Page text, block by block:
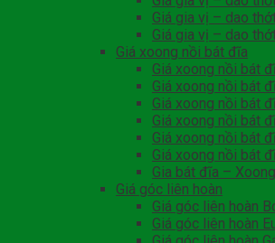
Giá gia vị – dao
Giá gia vị – dao
Giá xoong nồi bát đĩa
Giá xoong nồi bát
Giá xoong nồi bát
Giá xoong nồi bát
Giá xoong nồi bát
Giá xoong nồi bát
Giá xoong nồi bát
Gia bát đĩa –
Giá góc liên hoàn
Giá góc liên hoàn
Giá góc liên hoàn